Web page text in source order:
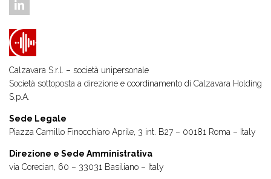
Calzavara S.r.l. – società unipersonale
Società sottoposta a direzione e coordinamento di Calzavara Holding
S.p.A.
Sede Legale
Piazza Camillo Finocchiaro Aprile, 3 int. B27 – 00181 Roma – Italy
Direzione e Sede Amministrativa
via Corecian, 60 – 33031 Basiliano – Italy